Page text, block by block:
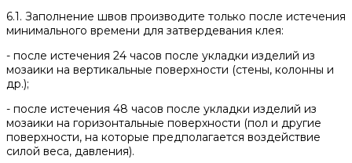
6.1. Заполнение швов производите только после истечения
минимального времени для затвердевания клея:
- после истечения 24 часов после укладки изделий из
мозаики на вертикальные поверхности (стены, колонны и
др.);
- после истечения 48 часов после укладки изделий из
мозаики на горизонтальные поверхности (пол и другие
поверхности, на которые предполагается воздействие
силой веса, давления).